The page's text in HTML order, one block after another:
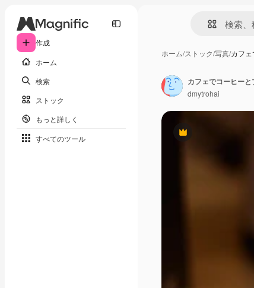
作成
ホーム
検索
ストック
もっと詳しく
すべてのツール
ホーム/ストック/写真/カフ
Premium
カフェでコーヒー
dmytrohai